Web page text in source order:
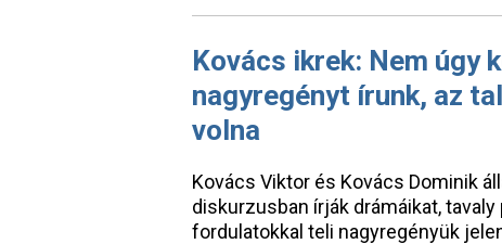
Kovács ikrek: Nem úgy
nagyregényt írunk, az
volna
Kovács Viktor és Kovács Dominik
diskurzusban írják drámáikat,
fordulatokkal teli nagyregényük